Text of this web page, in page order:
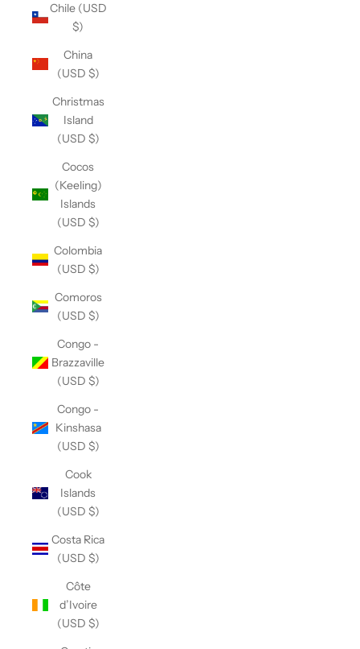
Chile (USD
$)
China
(USD $)
Christmas
Island
(USD $)
Cocos
(Keeling)
Islands
(USD $)
Colombia
(USD $)
Comoros
(USD $)
Congo -
Brazzaville
(USD $)
Congo -
Kinshasa
(USD $)
Cook
Islands
(USD $)
Costa Rica
(USD $)
Côte
d’Ivoire
(USD $)